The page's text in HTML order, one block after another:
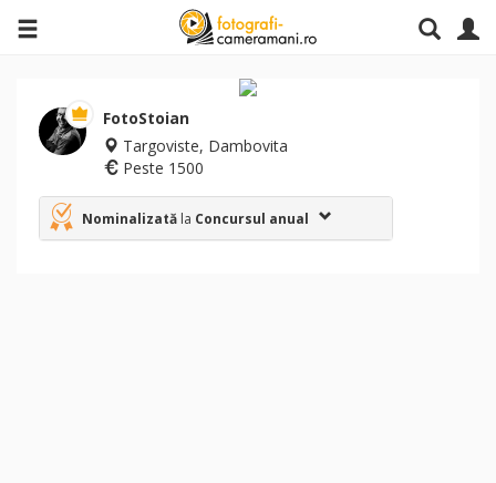
FotoStoian
Targoviste, Dambovita
Peste 1500
Nominalizată la Concursul anual